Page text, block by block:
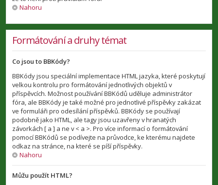
Nahoru
Formátování a druhy témat
Co jsou to BBKódy?
BBKódy jsou speciální implementace HTML jazyka, které poskytují
velkou kontrolu pro formátování jednotlivých objektů v
příspěvcích. Možnost používání BBKódů uděluje administrátor
fóra, ale BBKódy je také možné pro jednotlivé příspěvky zakázat
ve formuláři pro odesílání příspěvků. BBKódy se používají
podobně jako HTML, ale tagy jsou uzavřeny v hranatých
závorkách [ a ] a ne v < a >. Pro více informací o formátování
pomocí BBKódů se podívejte na průvodce, ke kterému najdete
odkaz na stránce, na které se píší příspěvky.
Nahoru
Můžu použít HTML?